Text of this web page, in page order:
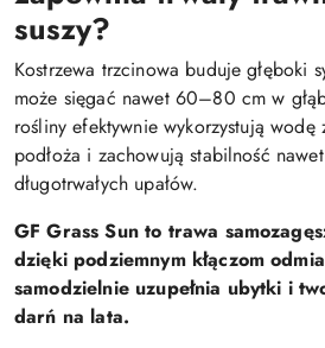
suszy?
Kostrzewa trzcinowa buduje głęboki
może sięgać nawet 60–80 cm w
rośliny efektywnie wykorzystują wodę
podłoża i zachowują stabilność
długotrwałych upałów.
GF Grass Sun to trawa
dzięki podziemnym kłączom
samodzielnie uzupełnia ubytki i
darń na lata.